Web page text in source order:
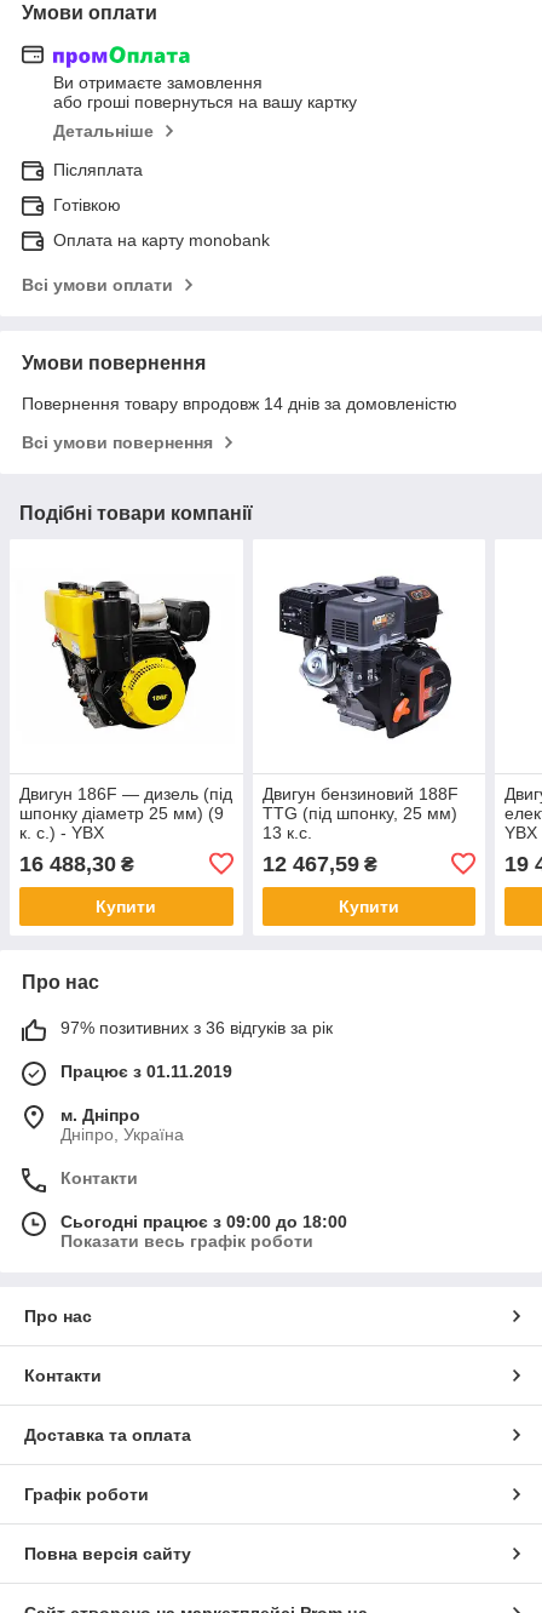
Умови оплати
Ви отримаєте замовлення
або гроші повернуться на вашу картку
Детальніше
Післяплата
Готівкою
Оплата на карту monobank
Всі умови оплати
Умови повернення
Повернення товару впродовж 14 днів за домовленістю
Всі умови повернення
Подібні товари компанії
Двигун 186F — дизель (під
шпонку діаметр 25 мм) (9
к. с.) - YBX
16 488,30 ₴
Купити
Двигун бензиновий 188F
TTG (під шпонку, 25 мм)
13 к.с.
12 467,59₴
Купити
YBX
19
Про нас
97% позитивних з 36 відгуків за рік
Працює з 01.11.2019
м. Дніпро
Дніпро, Україна
Контакти
Сьогодні працює з 09:00 до 18:00
Показати весь графік роботи
Про нас
Контакти
Доставка та оплата
Графік роботи
Повна версія сайту